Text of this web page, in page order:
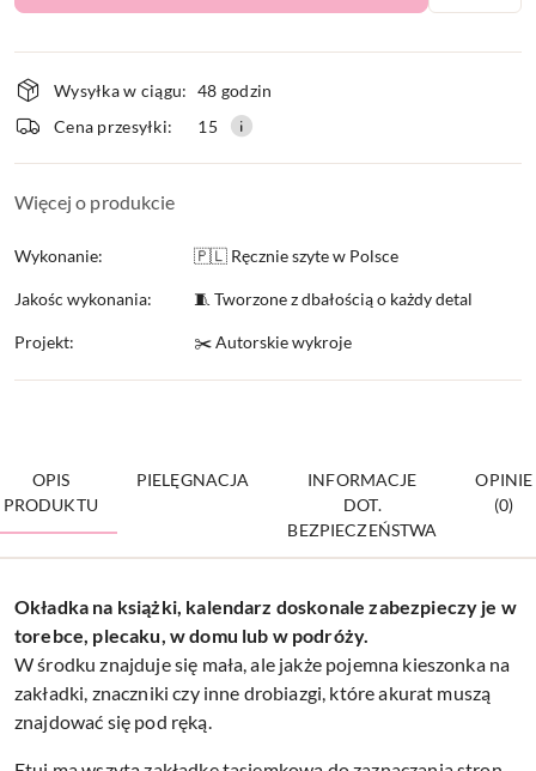
i
dostawa
Wysyłka w ciągu: 48 godzin
Cena przesyłki:
15
Więcej o produkcie
Wykonanie: 🇵🇱 Ręcznie szyte w Polsce
Jakośc wykonania: 🧵 Tworzone z dbałością o każdy detal
Projekt: ✂️ Autorskie wykroje
OPIS
PRODUKTU
PIELĘGNACJA
INFORMACJE
DOT.
BEZPIECZEŃSTWA
OPINIE
(0)
Okładka na książki, kalendarz doskonalezabezpieczy je w
torebce, plecaku, w domu lub w podróży.
W środku znajduje się mała, ale jakże pojemna kieszonka na
zakładki, znaczniki czy inne drobiazgi, które akurat muszą
znajdować się pod ręką.